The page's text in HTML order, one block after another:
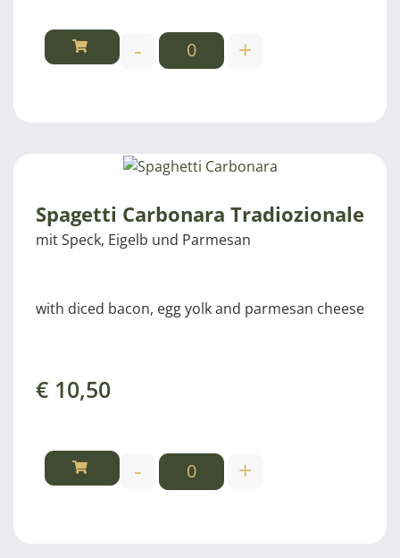
- +
Spagetti Carbonara Tradiozionale
mit Speck, Eigelb und Parmesan
with diced bacon, egg yolk and parmesan cheese
€ 10,50
- +